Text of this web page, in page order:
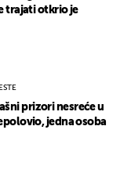
trajati otkrio je
prizori nesreće u
jedna osoba